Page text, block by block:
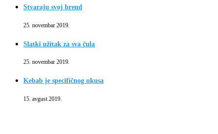
Stvaraju svoj brend
25. novembar 2019.
Slatki užitak za sva čula
25. novembar 2019.
Kebab je specifičnog ukusa
15. avgust 2019.